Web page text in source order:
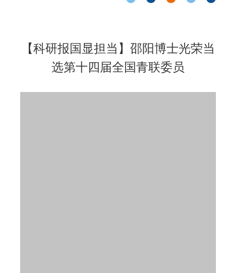
【科研报国显担当】邵阳博士光荣当
选第十四届全国青联委员